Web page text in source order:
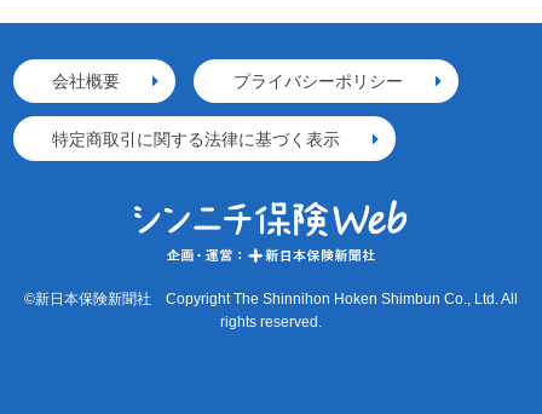
会社概要 プライバシーポリシー
特定商取引に関する法律に基づく表示
©新日本保険新聞社 Copyright The Shinnihon Hoken Shimbun Co., Ltd. All
rights reserved.